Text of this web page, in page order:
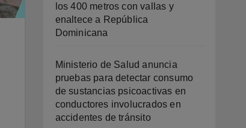
los 400 metros con vallas y
enaltece a República
Dominicana
Ministerio de Salud anuncia
pruebas para detectar consumo
de sustancias psicoactivas en
conductores involucrados en
accidentes de tránsito